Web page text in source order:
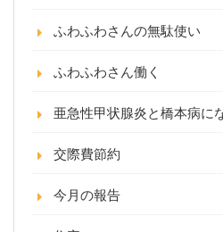
ふわふわさんの無駄使い
ふわふわさん働く
亜急性甲状腺炎と橋本病に
交際費節約
今月の報告